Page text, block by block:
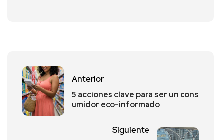
Anterior
5 acciones clave para ser un cons
umidor eco-informado
Siguiente